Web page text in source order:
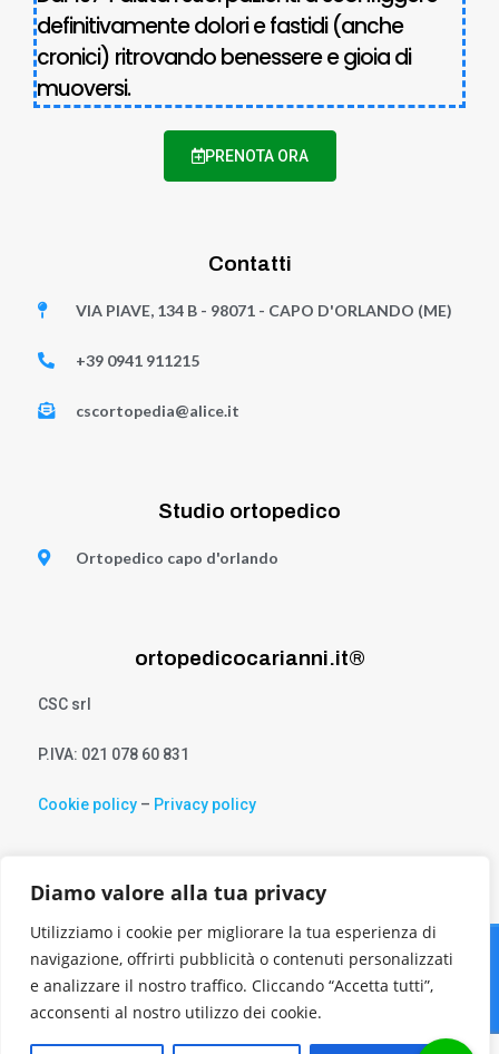
Diamo valore alla tua privacy
Utilizziamo i cookie per migliorare la tua esperienza di
navigazione, offrirti pubblicità o contenuti personalizzati
e analizzare il nostro traffico. Cliccando “Accetta tutti”,
acconsenti al nostro utilizzo dei cookie.
definitivamente dolori e fastidi (anche
cronici) ritrovando benessere e gioia di
muoversi.
PRENOTA ORA
Contatti
VIA PIAVE, 134 B - 98071 - CAPO D'ORLANDO (ME)
+39 0941 911215
cscortopedia@alice.it
Studio ortopedico
Ortopedico capo d'orlando
ortopedicocarianni.it®
CSC srl
P.IVA: 021 078 60 831
Cookie policy – Privacy policy
© 2023 Tutti i diritti riservati Realizzato da
Comunicazione